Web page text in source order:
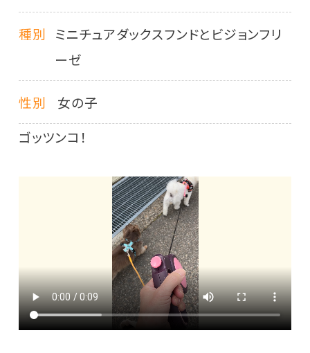
種別 ミニチュアダックスフンドとビジョンフリ
ーゼ
性別
女の子
ゴッツンコ！